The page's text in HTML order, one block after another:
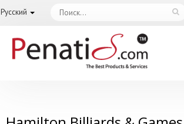
Русский